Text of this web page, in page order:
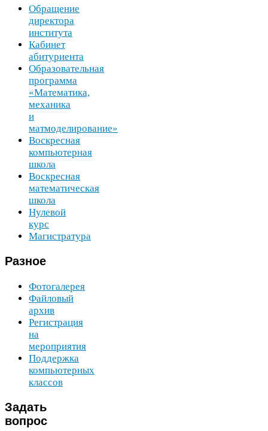
Обращение
директора
института
Кабинет
абитуриента
Образовательная
программа
«Математика,
механика
и
матмоделирование»
Воскресная
компьютерная
школа
Воскресная
математическая
школа
Нулевой
курс
Магистратура
Разное
Фотогалерея
Файловый
архив
Регистрация
на
мероприятия
Поддержка
компьютерных
классов
Задать
вопрос